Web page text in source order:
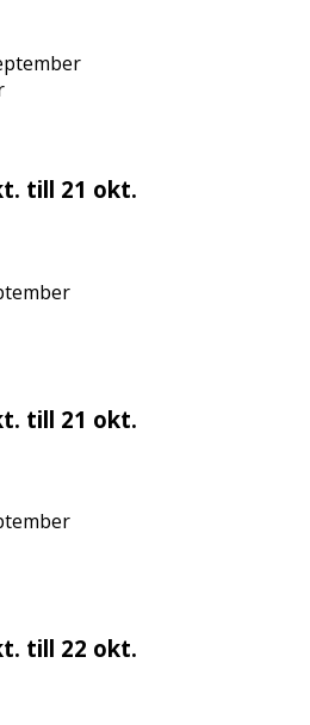
till 21 okt.
till 21 okt.
till 22 okt.